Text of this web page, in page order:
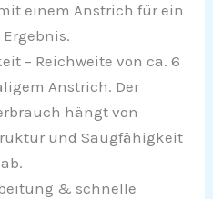
einem Anstrich für ein
– Reichweite von ca. 6
Anstrich. Der
hängt von
und Saugfähigkeit
& schnelle